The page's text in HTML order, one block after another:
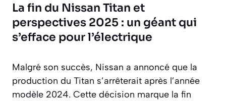
La fin du Nissan Titan et
perspectives 2025 : un géant qui
s’efface pour l’électrique
Malgré son succès, Nissan a annoncé que la
production du Titan s’arrêterait après l’année
modèle 2024. Cette décision marque la fin